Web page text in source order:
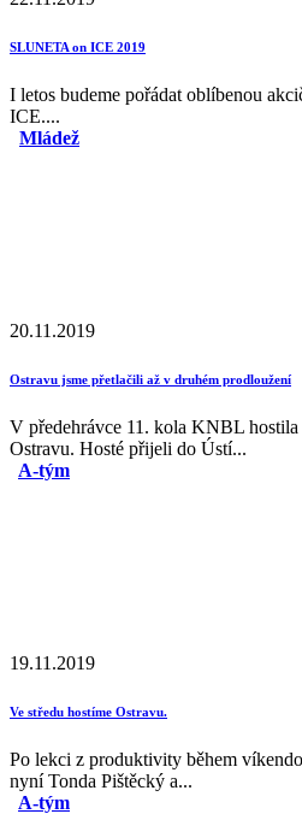
SLUNETA on ICE 2019
I letos budeme pořádat oblíbenou
ICE....
Mládež
20.11.2019
Ostravu jsme přetlačili až v druhém prodloužení
V předehrávce 11. kola KNBL
Ostravu. Hosté přijeli do Ústí...
A-tým
19.11.2019
Ve středu hostíme Ostravu.
Po lekci z produktivity během
nyní Tonda Pištěcký a...
A-tým